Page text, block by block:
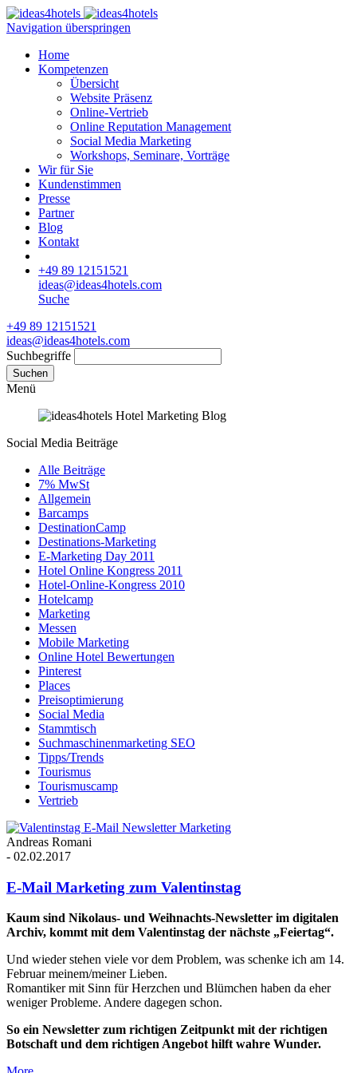
Navigation überspringen
Home
Kompetenzen
Übersicht
Website Präsenz
Online-Vertrieb
Online Reputation Management
Social Media Marketing
Workshops, Seminare, Vorträge
Wir für Sie
Kundenstimmen
Presse
Partner
Blog
Kontakt
+49 89 12151521
ideas@ideas4hotels.com
Suche
+49 89 12151521
ideas@ideas4hotels.com
Suchbegriffe
Suchen
Menü
Social Media Beiträge
Alle Beiträge
7% MwSt
Allgemein
Barcamps
DestinationCamp
Destinations-Marketing
E-Marketing Day 2011
Hotel Online Kongress 2011
Hotel-Online-Kongress 2010
Hotelcamp
Marketing
Messen
Mobile Marketing
Online Hotel Bewertungen
Pinterest
Places
Preisoptimierung
Social Media
Stammtisch
Suchmaschinenmarketing SEO
Tipps/Trends
Tourismus
Tourismuscamp
Vertrieb
Andreas Romani
- 02.02.2017
E-Mail Marketing zum Valentinstag
Kaum sind Nikolaus- und Weihnachts-Newsletter im digitalen
Archiv, kommt mit dem Valentinstag der nächste „Feiertag“.
Und wieder stehen viele vor dem Problem, was schenke ich am 14.
Februar meinem/meiner Lieben.
Romantiker mit Sinn für Herzchen und Blümchen haben da eher
weniger Probleme. Andere dagegen schon.
So ein Newsletter zum richtigen Zeitpunkt mit der richtigen
Botschaft und dem richtigen Angebot hilft wahre Wunder.